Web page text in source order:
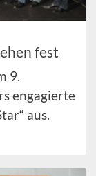
fest
9.
engagierte
aus.